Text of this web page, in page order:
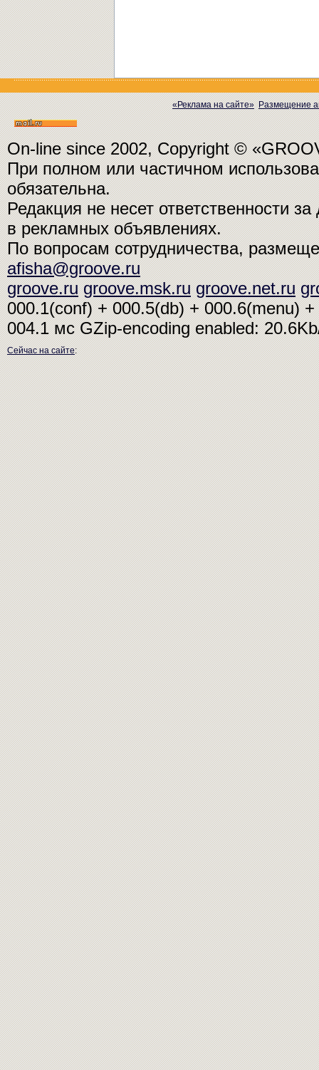
«Реклама на сайте» Размещение
On-line since 2002, Copyright ©
При полном или частичном
обязательна.
Редакция не несет ответственности
в рекламных объявлениях.
По вопросам сотрудничества,
afisha@groove.ru
groove.ru groove.msk.ru groove.net.ru
000.1(conf) + 000.5(db) + 000.6(menu)
004.1 мсGZip-encoding enabled:
Сейчас на сайте: